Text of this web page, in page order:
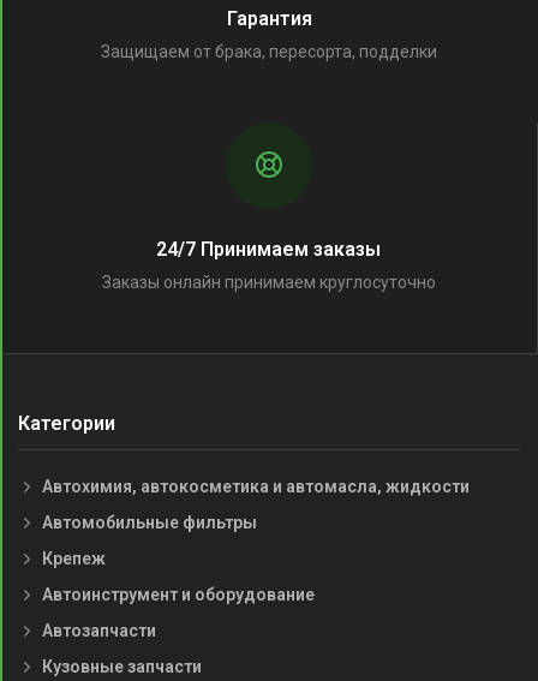
Гарантия
Защищаем от брака, пересорта, подделки
24/7 Принимаем заказы
Заказы онлайн принимаем круглосуточно
Категории
Автохимия, автокосметика и автомасла, жидкости
Автомобильные фильтры
Крепеж
Автоинструмент и оборудование
Автозапчасти
Кузовные запчасти